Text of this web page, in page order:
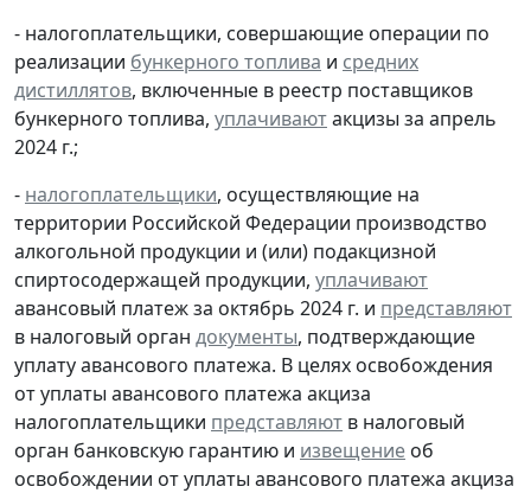
- налогоплательщики, совершающие операции по
реализации бункерного топлива и средних
дистиллятов, включенные в реестр поставщиков
бункерного топлива, уплачиваютакцизы за апрель
2024 г.;
- налогоплательщики, осуществляющие на
территории Российской Федерации производство
алкогольной продукции и (или) подакцизной
спиртосодержащей продукции, уплачивают
авансовый платеж за октябрь 2024 г. и представляют
в налоговый орган документы, подтверждающие
уплату авансового платежа. В целях освобождения
от уплаты авансового платежа акциза
налогоплательщики представляют в налоговый
орган банковскую гарантию и извещение об
освобождении от уплаты авансового платежа акциза